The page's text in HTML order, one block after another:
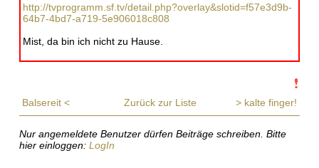
http://tvprogramm.sf.tv/detail.php?overlay&slotid=f57e3d9b-
64b7-4bd7-a719-5e906018c808
Mist, da bin ich nicht zu Hause.
Balsereit < Zurück zur Liste > kalte finger!
Nur angemeldete Benutzer dürfen Beiträge schreiben. Bitte
hier einloggen: LogIn